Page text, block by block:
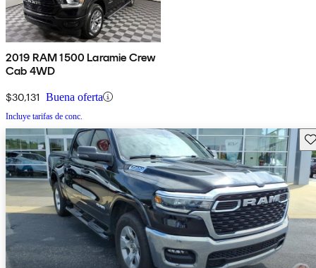
2019 RAM 1500 Laramie Crew
Cab 4WD
$30,131 Buena oferta
Incluye tarifas de conc.